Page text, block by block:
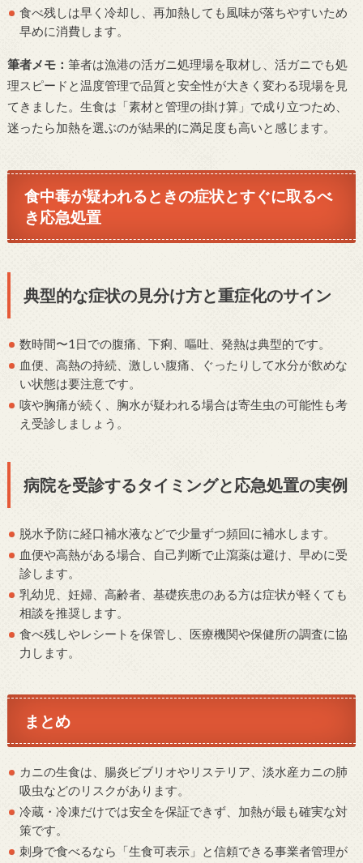
食べ残しは早く冷却し、再加熱しても風味が落ちやすいため
早めに消費します。
筆者メモ： 筆者は漁港の活ガニ処理場を取材し、活ガニでも処
理スピードと温度管理で品質と安全性が大きく変わる現場を見
てきました。生食は「素材と管理の掛け算」で成り立つため、
迷ったら加熱を選ぶのが結果的に満足度も高いと感じます。
食中毒が疑われるときの症状とすぐに取るべ
き応急処置
典型的な症状の見分け方と重症化のサイン
数時間〜1日での腹痛、下痢、嘔吐、発熱は典型的です。
血便、高熱の持続、激しい腹痛、ぐったりして水分が飲めな
い状態は要注意です。
咳や胸痛が続く、胸水が疑われる場合は寄生虫の可能性も考
え受診しましょう。
病院を受診するタイミングと応急処置の実例
脱水予防に経口補水液などで少量ずつ頻回に補水します。
血便や高熱がある場合、自己判断で止瀉薬は避け、早めに受
診します。
乳幼児、妊婦、高齢者、基礎疾患のある方は症状が軽くても
相談を推奨します。
食べ残しやレシートを保管し、医療機関や保健所の調査に協
力します。
まとめ
カニの生食は、腸炎ビブリオやリステリア、淡水産カニの肺
吸虫などのリスクがあります。
冷蔵・冷凍だけでは安全を保証できず、加熱が最も確実な対
策です。
刺身で食べるなら「生食可表示」と信頼できる事業者管理が